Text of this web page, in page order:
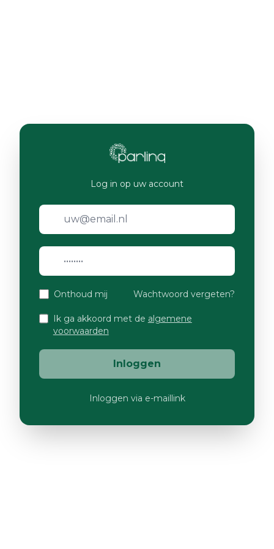
Log in op uw account
Onthoud mij Wachtwoord vergeten?
Ik ga akkoord met de algemene
voorwaarden
Inloggen
Inloggen via e-maillink